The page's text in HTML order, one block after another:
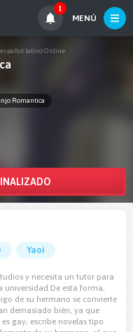
1
MENÚ
latino Online
Romantica
Yaoi
y necesita un tutor para
universidad.De esta forma,
de su hermano se convierte
demasiado bién, ya que
gay, escribe novelas tipo